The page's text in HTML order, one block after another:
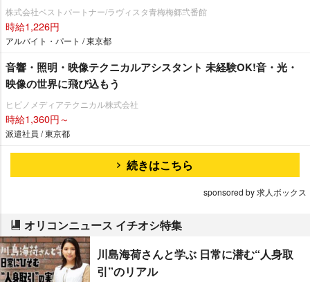
株式会社ベストパートナー/ラヴィスタ青梅梅郷弐番館
時給1,226円
アルバイト・パート / 東京都
音響・照明・映像テクニカルアシスタント 未経験OK!音・光・
映像の世界に飛び込もう
ヒビノメディアテクニカル株式会社
時給1,360円～
派遣社員 / 東京都
続きはこちら
sponsored by 求人ボックス
オリコンニュース イチオシ特集
川島海荷さんと学ぶ 日常に潜む“人身取
引”のリアル